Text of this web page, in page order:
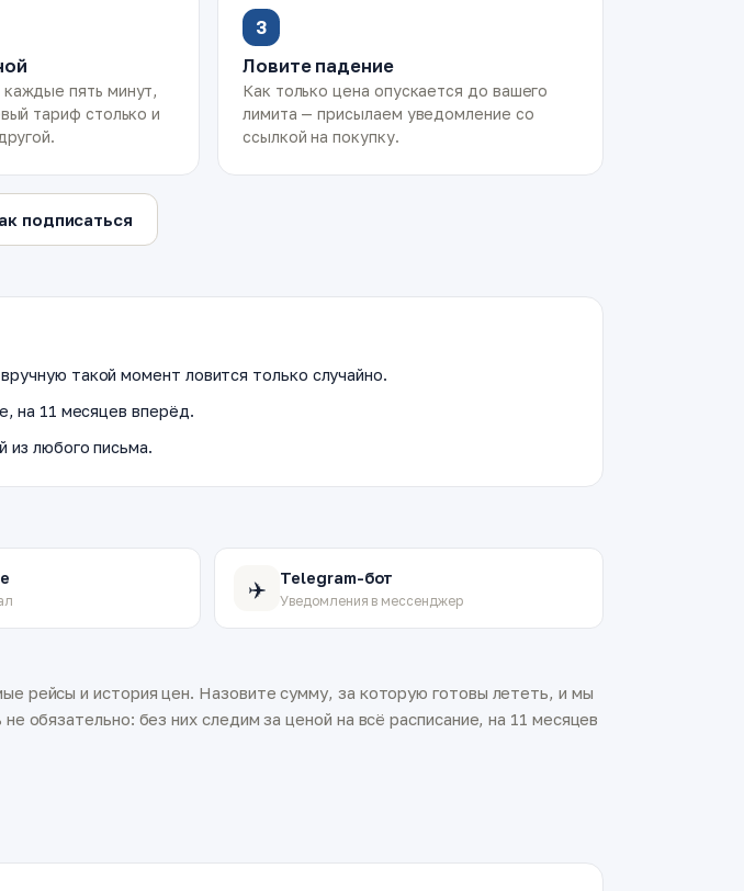
пять минут,
тариф столько и
3
Ловите падение
Как только цена опускается до вашего
лимита — присылаем уведомление со
ссылкой на покупку.
подписаться
такой момент ловится только случайно.
на 11 месяцев вперёд.
из любого письма.
✈️ Telegram-бот
Уведомления в мессенджер
рейсы и история цен. Назовите сумму, за которую готовы лететь, и мы
обязательно: без них следим за ценой на всё расписание, на 11 месяцев